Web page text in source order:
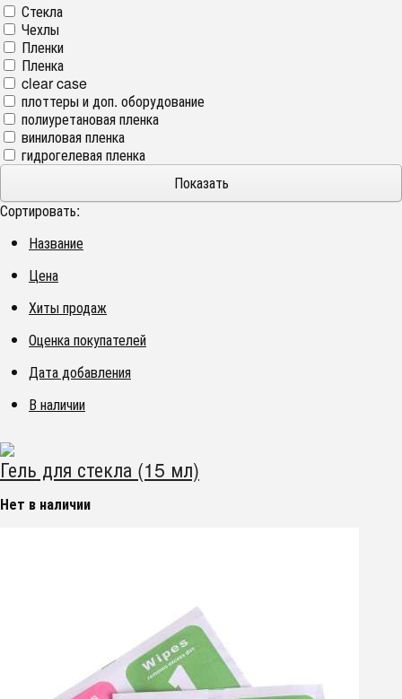
Стекла
Чехлы
Пленки
Пленка
clear case
плоттеры и доп. оборудование
полиуретановая пленка
виниловая пленка
гидрогелевая пленка
Сортировать:
Название
Цена
Хиты продаж
Оценка покупателей
Дата добавления
В наличии
Гель для стекла (15 мл)
Нет в наличии